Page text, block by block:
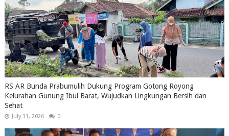
RS AR Bunda Prabumulih Dukung Program Gotong Royong
Kelurahan Gunung Ibul Barat, Wujudkan Lingkungan Bersih dan
Sehat
July 31, 2026 0